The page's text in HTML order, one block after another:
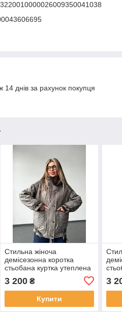
днів за рахунок покупця
Стильна жіноча
демісезонна коротка
стьобана куртка утеплена
3 200₴
Купити
3